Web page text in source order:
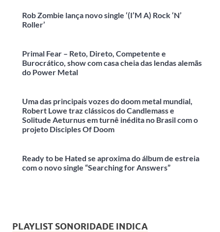
Rob Zombie lança novo single ‘(I’M A) Rock ‘N’
Roller’
Primal Fear – Reto, Direto, Competente e
Burocrático, show com casa cheia das lendas alemãs
do Power Metal
Uma das principais vozes do doom metal mundial,
Robert Lowe traz clássicos do Candlemass e
Solitude Aeturnus em turnê inédita no Brasil com o
projeto Disciples Of Doom
Ready to be Hated se aproxima do álbum de estreia
com o novo single “Searching for Answers”
PLAYLIST SONORIDADE INDICA